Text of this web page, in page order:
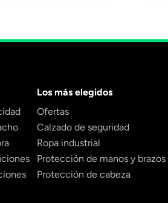
Los más elegidos
Ofertas
Calzado de seguridad
Ropa industrial
Protección de manos y brazos
Protección de cabeza